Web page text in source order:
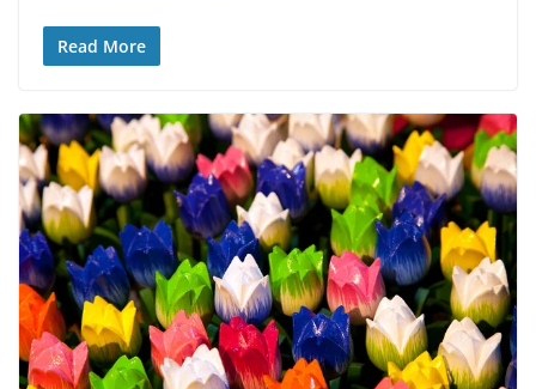
Read More